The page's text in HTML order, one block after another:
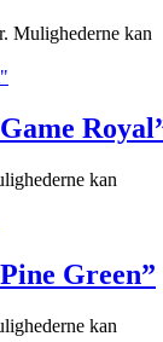
Mulighederne kan
kan
Green”
kan